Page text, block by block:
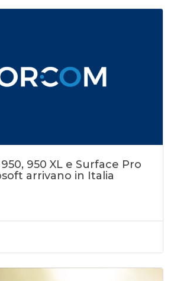
950 XL e Surface Pro
arrivano in Italia